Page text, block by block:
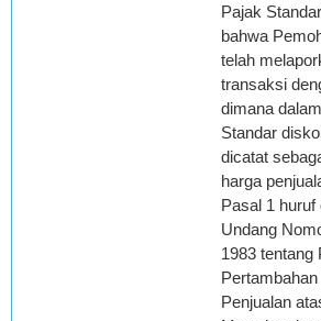
Pajak
bahwa
telah
transaksi
dimana
Standar
dicatat
harga
Pasal 1 huruf
Undang
1983 tentang
Pertambahan
Penjualan